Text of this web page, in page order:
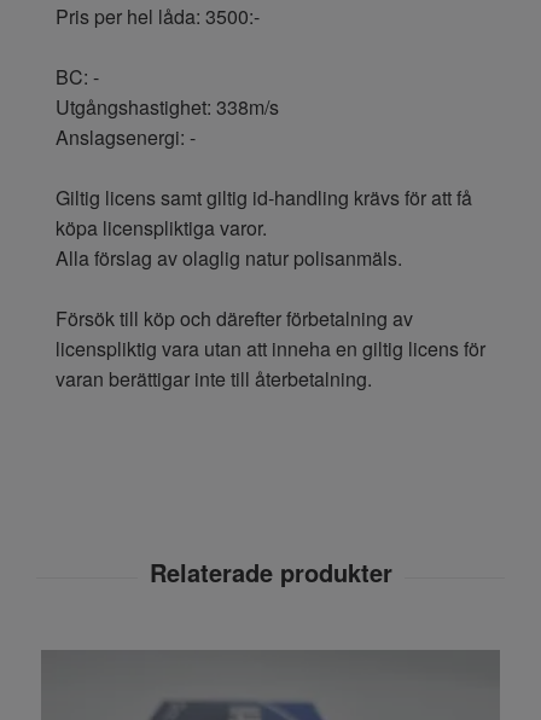
Pris per hel låda: 3500:-
BC: -
Utgångshastighet: 338m/s
Anslagsenergi: -
Giltig licens samt giltig id-handling krävs för att få
köpa licenspliktiga varor.
Alla förslag av olaglig natur polisanmäls.
Försök till köp och därefter förbetalning av
licenspliktig vara utan att inneha en giltig licens för
varan berättigar inte till återbetalning.